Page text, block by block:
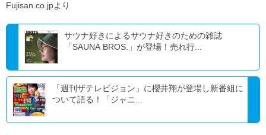
Fujisan.co.jpより
サウナ好きによるサウナ好きのための雑誌
「SAUNA BROS.」が登場！売れ行...
「週刊ザテレビジョン」に櫻井翔が登場し新番組に
ついて語る！「ジャニ...